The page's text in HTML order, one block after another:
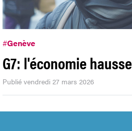
#Genève
G7: l'économie
Publié vendredi 27 mars 2026